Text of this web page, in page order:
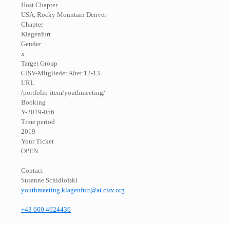
Host Chapter
USA, Rocky Mountain Denver
Chapter
Klagenfurt
Gender
x
Target Group
CISV-Mitglieder Alter 12-13
URL
/portfolio-item/youthmeeting/
Booking
Y-2019-056
Time period
2019
Your Ticket
OPEN
Contact
Susanne Schidlofski
youthmeeting.klagenfurt@at.cisv.org
+43 660 4624436